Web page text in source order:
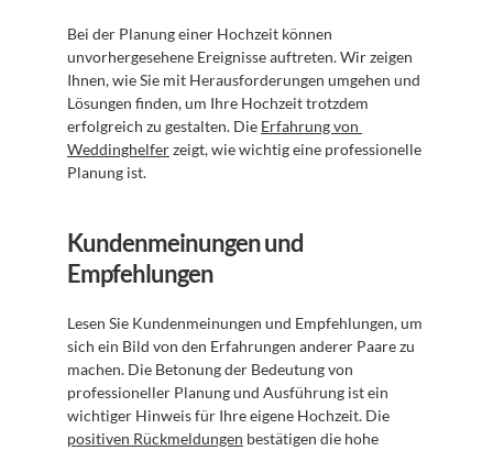
Bei der Planung einer Hochzeit können
unvorhergesehene Ereignisse auftreten. Wir zeigen
Ihnen, wie Sie mit Herausforderungen umgehen und
Lösungen finden, um Ihre Hochzeit trotzdem
erfolgreich zu gestalten. Die Erfahrung von
Weddinghelfer zeigt, wie wichtig eine professionelle
Planung ist.
Kundenmeinungen und
Empfehlungen
Lesen Sie Kundenmeinungen und Empfehlungen, um
sich ein Bild von den Erfahrungen anderer Paare zu
machen. Die Betonung der Bedeutung von
professioneller Planung und Ausführung ist ein
positiven Rückmeldungen bestätigen die hohe